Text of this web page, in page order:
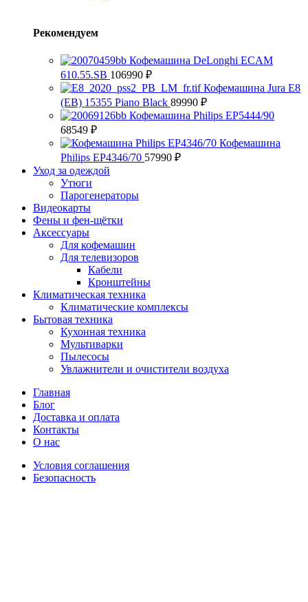
Рекомендуем
Кофемашина DeLonghi ECAM
610.55.SB 106990 ₽
Кофемашина Jura E8
(EB) 15355 Piano Black 89990 ₽
Кофемашина Philips EP5444/90
68549 ₽
Кофемашина
Philips EP4346/70 57990 ₽
Уход за одеждой
Утюги
Парогенераторы
Видеокарты
Фены и фен-щётки
Аксессуары
Для кофемашин
Для телевизоров
Кабели
Кронштейны
Климатическая техника
Климатические комплексы
Бытовая техника
Кухонная техника
Мультиварки
Пылесосы
Увлажнители и очистители воздуха
Главная
Блог
Доставка и оплата
Контакты
О нас
Условия соглашения
Безопасность